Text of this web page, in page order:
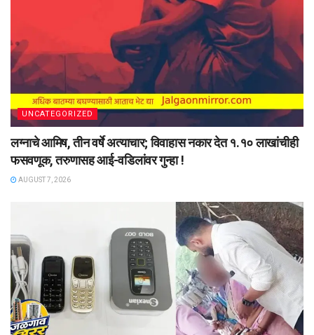
UNCATEGORIZED
लग्नाचे आमिष, तीन वर्षे अत्याचार; विवाहास नकार देत १.१० लाखांचीही
फसवणूक, तरुणासह आई-वडिलांवर गुन्हा !
AUGUST 7, 2026